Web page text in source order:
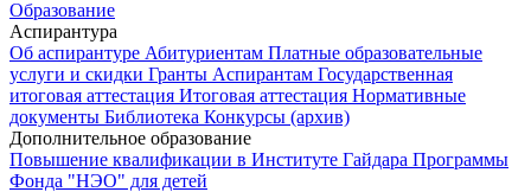
Образование
Аспирантура
Об аспирантуре Абитуриентам Платные образовательные
услуги и скидки Гранты Аспирантам Государственная
итоговая аттестация Итоговая аттестация Нормативные
документы Библиотека Конкурсы (архив)
Дополнительное образование
Повышение квалификации в Институте Гайдара Программы
Фонда "НЭО" для детей